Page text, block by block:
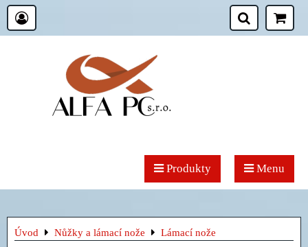
Produkty Menu
Úvod Nůžky a lámací nože Lámací nože